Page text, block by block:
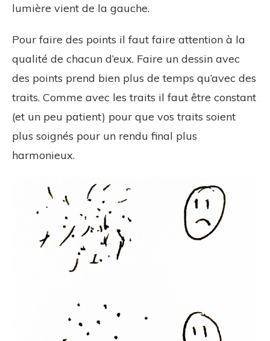
lumière vient de la gauche.
Pour faire des points il faut faire attention à la
qualité de chacun d’eux. Faire un dessin avec
des points prend bien plus de temps qu’avec des
traits. Comme avec les traits il faut être constant
(et un peu patient) pour que vos traits soient
plus soignés pour un rendu final plus
harmonieux.